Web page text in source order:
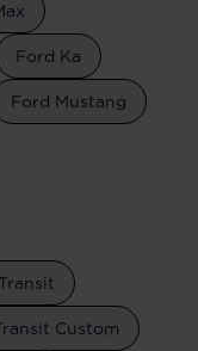
Ford Ka
Ford Mustang
Custom